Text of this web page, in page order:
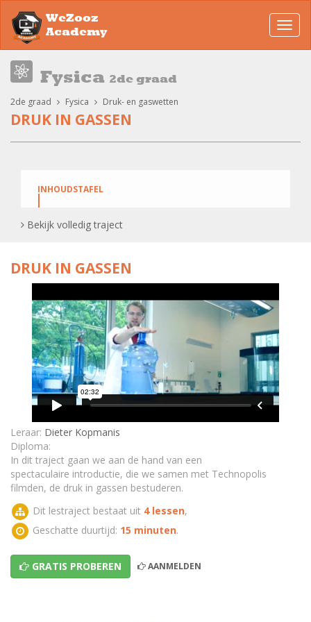
WeZooz
Academy
Fysica 2de graad
2de graad Fysica Druk- en gaswetten
DRUK IN GASSEN
INHOUDSTAFEL
De proef met de ingedeukte fles!
Ontdek hier de formule.
Oefenles druk in gassen
Test jezelf - Druk in gassen
Bekijk volledig traject
DRUK IN GASSEN
Leraar: Dieter Kopmanis
Diploma:
In dit traject gaan we aan de hand van een
spectaculaire introductie, die we samen met Technopolis
filmden, de druk in gassen bestuderen.
Dit lestraject bestaat uit 4 lessen,
Geschatte duurtijd: 15 minuten.
GRATIS PROBEREN AANMELDEN